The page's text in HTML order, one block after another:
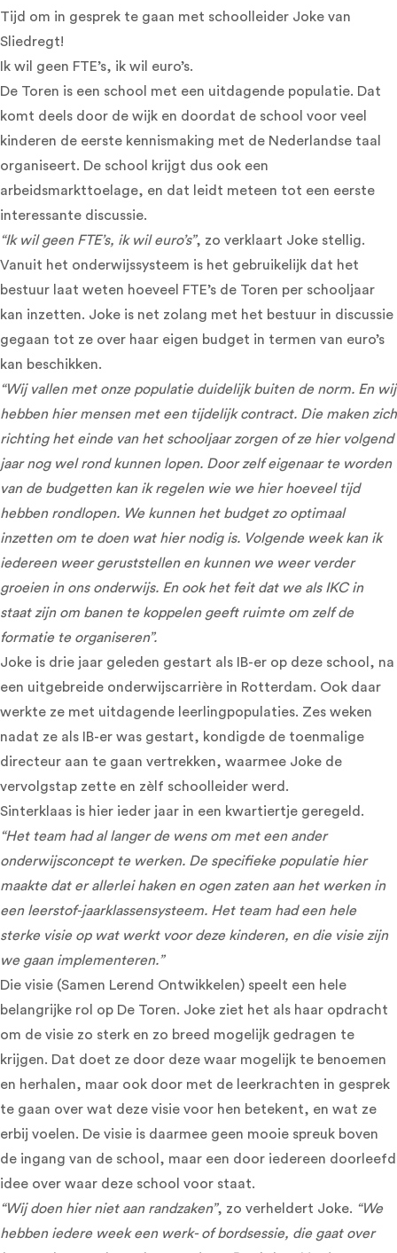
Tijd om in gesprek te gaan met schoolleider Joke van
Sliedregt!
Ik wil geen FTE’s, ik wil euro’s.
De Toren is een school met een uitdagende populatie. Dat
komt deels door de wijk en doordat de school voor veel
kinderen de eerste kennismaking met de Nederlandse taal
organiseert. De school krijgt dus ook een
arbeidsmarkttoelage, en dat leidt meteen tot een eerste
interessante discussie.
“Ik wil geen FTE’s, ik wil euro’s”, zo verklaart Joke stellig.
Vanuit het onderwijssysteem is het gebruikelijk dat het
bestuur laat weten hoeveel FTE’s de Toren per schooljaar
kan inzetten. Joke is net zolang met het bestuur in discussie
gegaan tot ze over haar eigen budget in termen van euro’s
kan beschikken.
“Wij vallen met onze populatie duidelijk buiten de norm. En wij
hebben hier mensen met een tijdelijk contract. Die maken zich
richting het einde van het schooljaar zorgen of ze hier volgend
jaar nog wel rond kunnen lopen. Door zelf eigenaar te worden
van de budgetten kan ik regelen wie we hier hoeveel tijd
hebben rondlopen. We kunnen het budget zo optimaal
inzetten om te doen wat hier nodig is. Volgende week kan ik
iedereen weer geruststellen en kunnen we weer verder
groeien in ons onderwijs. En ook het feit dat we als IKC in
staat zijn om banen te koppelen geeft ruimte om zelf de
formatie te organiseren”.
Joke is drie jaar geleden gestart als IB-er op deze school, na
een uitgebreide onderwijscarrière in Rotterdam. Ook daar
werkte ze met uitdagende leerlingpopulaties. Zes weken
nadat ze als IB-er was gestart, kondigde de toenmalige
directeur aan te gaan vertrekken, waarmee Joke de
vervolgstap zette en zèlf schoolleider werd.
Sinterklaas is hier ieder jaar in een kwartiertje geregeld.
“Het team had al langer de wens om met een ander
onderwijsconcept te werken. De specifieke populatie hier
maakte dat er allerlei haken en ogen zaten aan het werken in
een leerstof-jaarklassensysteem. Het team had een hele
sterke visie op wat werkt voor deze kinderen, en die visie zijn
we gaan implementeren.”
Die visie (Samen Lerend Ontwikkelen) speelt een hele
belangrijke rol op De Toren. Joke ziet het als haar opdracht
om de visie zo sterk en zo breed mogelijk gedragen te
krijgen. Dat doet ze door deze waar mogelijk te benoemen
en herhalen, maar ook door met de leerkrachten in gesprek
te gaan over wat deze visie voor hen betekent, en wat ze
erbij voelen. De visie is daarmee geen mooie spreuk boven
de ingang van de school, maar een door iedereen doorleefd
idee over waar deze school voor staat.
“Wij doen hier niet aan randzaken”, zo verheldert Joke. “We
hebben iedere week een werk- of bordsessie, die gaat over